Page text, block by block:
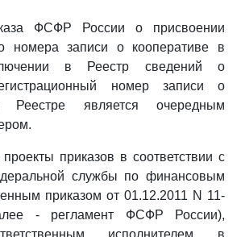
ФСФР России о присвоении
номера записи о кооперативе в
в Реестр сведений о
номер записи о
Реестре является очередным
приказов в соответствии с
службы по финансовым
приказом от 01.12.2011 N 11-
- регламент ФСФР России),
исполнителем в